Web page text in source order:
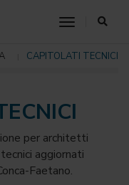
toggle
CAPITOLATI TECNICI
per architetti
aggiornati
Faetano.